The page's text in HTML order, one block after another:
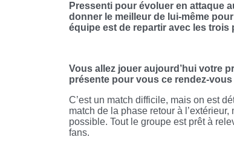
Pressenti pour évoluer en attaque
donner le meilleur de lui-même
équipe est de repartir avec les
Vous allez jouer aujourd’hui votre
présente pour vous ce rendez-vous
C’est un match difficile, mais on est
match de la phase retour à
possible. Tout le groupe est prêt à
fans.